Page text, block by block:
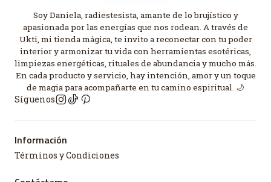
Soy Daniela, radiestesista, amante de lo brujístico y
apasionada por las energías que nos rodean. A través de
Ukti, mi tienda mágica, te invito a reconectar con tu poder
interior y armonizar tu vida con herramientas esotéricas,
limpiezas energéticas, rituales de abundancia y mucho más.
En cada producto y servicio, hay intención, amor y un toque
de magia para acompañarte en tu camino espiritual. 🌙
Síguenos
Información
Términos y Condiciones